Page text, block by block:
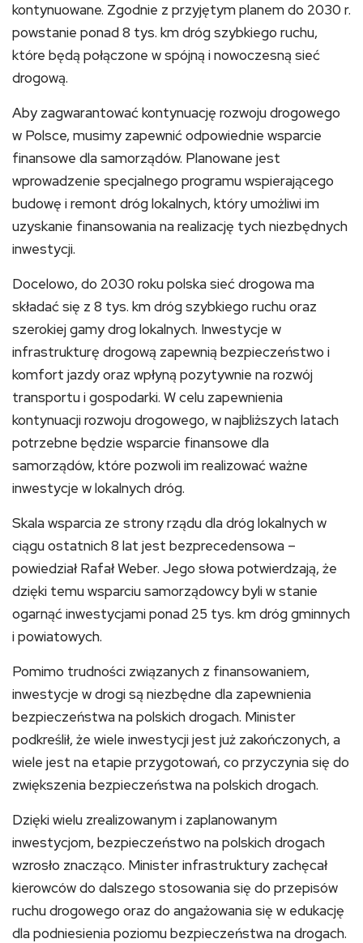
kontynuowane. Zgodnie z przyjętym planem do 2030 r.
powstanie ponad 8 tys. km dróg szybkiego ruchu,
które będą połączone w spójną i nowoczesną sieć
drogową.
Aby zagwarantować kontynuację rozwoju drogowego
w Polsce, musimy zapewnić odpowiednie wsparcie
finansowe dla samorządów. Planowane jest
wprowadzenie specjalnego programu wspierającego
budowę i remont dróg lokalnych, który umożliwi im
uzyskanie finansowania na realizację tych niezbędnych
inwestycji.
Docelowo, do 2030 roku polska sieć drogowa ma
składać się z 8 tys. km dróg szybkiego ruchu oraz
szerokiej gamy drog lokalnych. Inwestycje w
infrastrukturę drogową zapewnią bezpieczeństwo i
komfort jazdy oraz wpłyną pozytywnie na rozwój
transportu i gospodarki. W celu zapewnienia
kontynuacji rozwoju drogowego, w najbliższych latach
potrzebne będzie wsparcie finansowe dla
samorządów, które pozwoli im realizować ważne
inwestycje w lokalnych dróg.
Skala wsparcia ze strony rządu dla dróg lokalnych w
ciągu ostatnich 8 lat jest bezprecedensowa –
powiedział Rafał Weber. Jego słowa potwierdzają, że
dzięki temu wsparciu samorządowcy byli w stanie
ogarnąć inwestycjami ponad 25 tys. km dróg gminnych
i powiatowych.
Pomimo trudności związanych z finansowaniem,
inwestycje w drogi są niezbędne dla zapewnienia
bezpieczeństwa na polskich drogach. Minister
podkreślił, że wiele inwestycji jest już zakończonych, a
wiele jest na etapie przygotowań, co przyczynia się do
zwiększenia bezpieczeństwa na polskich drogach.
Dzięki wielu zrealizowanym i zaplanowanym
inwestycjom, bezpieczeństwo na polskich drogach
wzrosło znacząco. Minister infrastruktury zachęcał
kierowców do dalszego stosowania się do przepisów
ruchu drogowego oraz do angażowania się w edukację
dla podniesienia poziomu bezpieczeństwa na drogach.